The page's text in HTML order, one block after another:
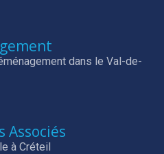
dans le Val-de-
Associés
à Créteil